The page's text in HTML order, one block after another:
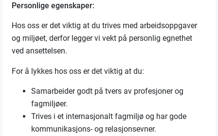
Personlige egenskaper:
Hos oss er det viktig at du trives med arbeidsoppgaver
og miljøet, derfor legger vi vekt på personlig egnethet
ved ansettelsen.
For å lykkes hos oss er det viktig at du:
Samarbeider godt på tvers av profesjoner og
fagmiljøer.
Trives i et internasjonalt fagmiljø og har gode
kommunikasjons- og relasjonsevner.